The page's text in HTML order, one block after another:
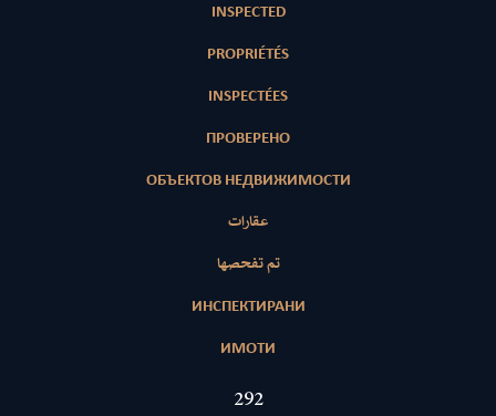
INSPECTED
PROPRIÉTÉS
INSPECTÉES
ПРОВЕРЕНО
ОБЪЕКТОВ НЕДВИЖИМОСТИ
عقارات
تم تفحصها
ИНСПЕКТИРАНИ
ИМОТИ
418